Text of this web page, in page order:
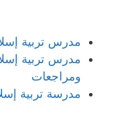
مدرس تربية
مدرس تربية
ومراجعات
مدرسة تربية